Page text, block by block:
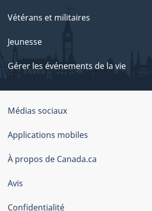
Vétérans et militaires
Jeunesse
Gérer les événements de la vie
Organisation
du
gouvernement
du
Canada
Médias sociaux
Applications mobiles
À propos de Canada.ca
Avis
Confidentialité